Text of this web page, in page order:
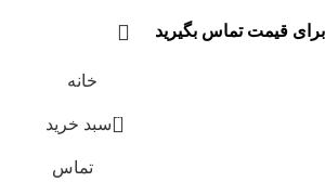
برای قیمت تماس بگیرید
خانه
0 سبد خرید
تماس